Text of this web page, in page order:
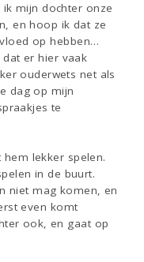
mijn dochter onze
en hoop ik dat ze
op hebben…
er hier vaak
ouderwets net als
dag op mijn
te
lekker spelen.
in de buurt.
niet mag komen, en
even komt
ook, en gaat op